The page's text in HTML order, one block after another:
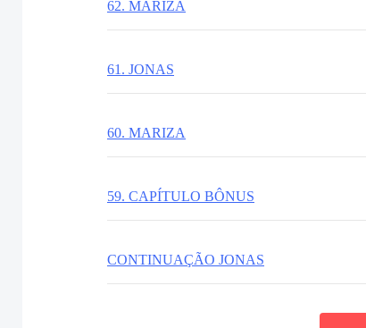
62. MARIZA
61. JONAS
60. MARIZA
59. CAPÍTULO BÔNUS
CONTINUAÇÃO JONAS